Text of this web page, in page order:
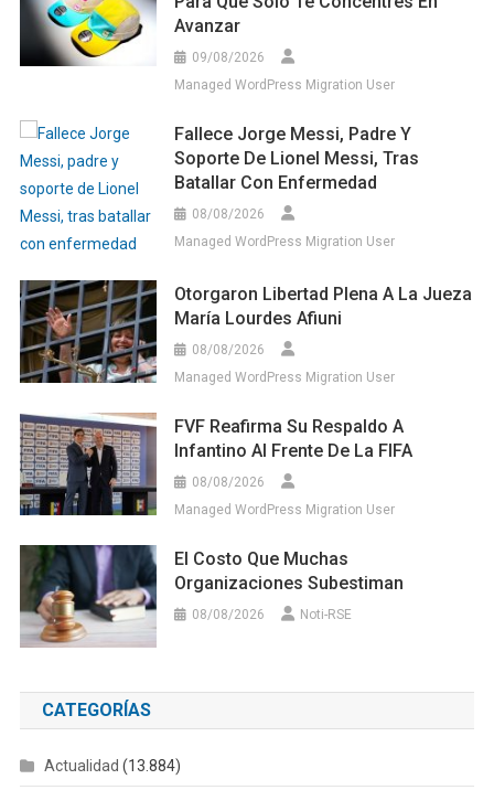
Avanzar
09/08/2026
Managed WordPress Migration User
Fallece Jorge Messi, Padre Y
Soporte De Lionel Messi, Tras
Batallar Con Enfermedad
08/08/2026
Managed WordPress Migration User
Otorgaron Libertad Plena A La Jueza
María Lourdes Afiuni
08/08/2026
Managed WordPress Migration User
FVF Reafirma Su Respaldo A
Infantino Al Frente De La FIFA
08/08/2026
Managed WordPress Migration User
El Costo Que Muchas
Organizaciones Subestiman
08/08/2026 Noti-RSE
CATEGORÍAS
Actualidad (13.884)